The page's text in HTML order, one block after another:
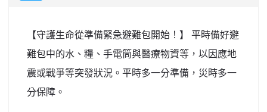
【守護生命從準備緊急避難包開始！】 平時備好避
難包中的水、糧、手電筒與醫療物資等，以因應地
震或戰爭等突發狀況。平時多一分準備，災時多一
分保障。